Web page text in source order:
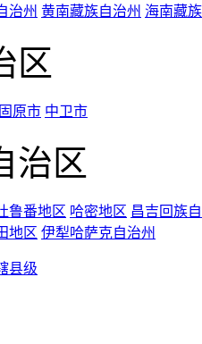
治州 黄南藏族自治州 海南藏
区
固原市 中卫市
治区
鲁番地区 哈密地区 昌吉回族
地区 伊犁哈萨克自治州
县级